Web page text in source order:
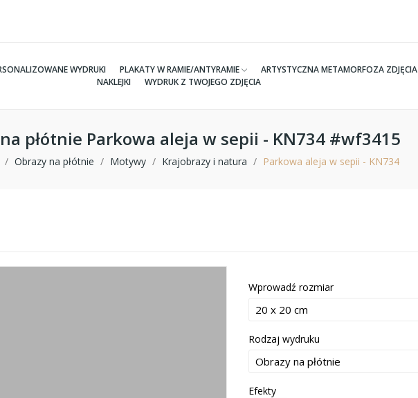
WYDRUKI PLAKATY W RAMIE/ANTYRAMIE ARTYSTYCZNA METAMORFOZA ZDJĘCIA
NAKLEJKI
WYDRUK Z TWOJEGO ZDJĘCIA
płótnie Parkowa aleja w sepii - KN734 #wf3415
Obrazy na płótnie Motywy Krajobrazy i natura Parkowa aleja w sepii - KN734
Wprowadź rozmiar
Rodzaj wydruku
Efekty